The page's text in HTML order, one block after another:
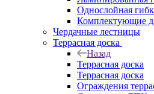
Однослойная
Комплектующие
Чердачные лестницы
Террасная доска
Назад
Террасная доска
Террасная доска
Ограждения